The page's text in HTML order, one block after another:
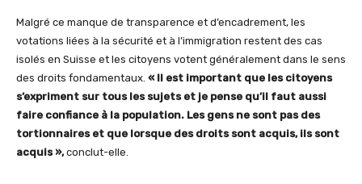
Malgré ce manque de transparence et d’encadrement, les
votations liées à la sécurité et à l’immigration restent des cas
isolés en Suisse et les citoyens votent généralement dans le sens
des droits fondamentaux. « Il est important que les citoyens
s’expriment sur tous les sujets et je pense qu’il faut aussi
faire confiance à la population. Les gens ne sont pas des
tortionnaires et que lorsque des droits sont acquis, ils sont
acquis »,conclut-elle.